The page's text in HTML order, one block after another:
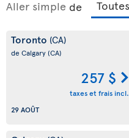
Aller simple de
Toronto (CA)
de Calgary(CA)
257 $
taxes et frais incl.
29 AOÛT